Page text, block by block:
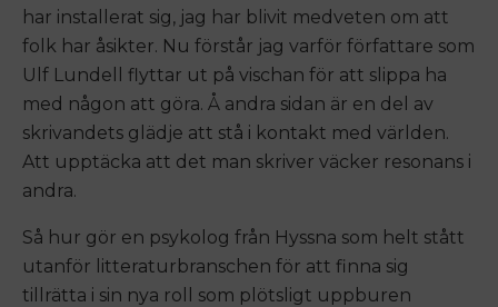
har installerat sig, jag har blivit medveten om att
folk har åsikter. Nu förstår jag varför författare som
Ulf Lundell flyttar ut på vischan för att slippa ha
med någon att göra. Å andra sidan är en del av
skrivandets glädje att stå i kontakt med världen.
Att upptäcka att det man skriver väcker resonans i
andra.
Så hur gör en psykolog från Hyssna som helt stått
utanför litteraturbranschen för att finna sig
tillrätta i sin nya roll som plötsligt uppburen